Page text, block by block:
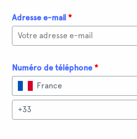
Adresse e-mail *
Numéro de téléphone *
France